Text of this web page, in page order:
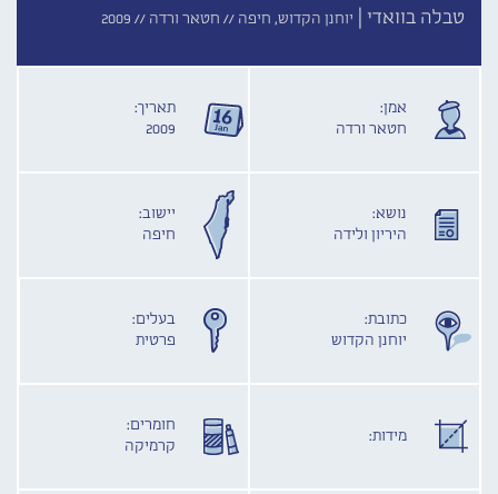
טבלה בוואדי | יוחנן הקדוש, חיפה // חטאר ורדה // 2009
אמן:
חטאר ורדה
תאריך:
2009
נושא:
היריון ולידה
יישוב:
חיפה
כתובת:
יוחנן הקדוש
בעלים:
פרטית
מידות:
חומרים:
קרמיקה